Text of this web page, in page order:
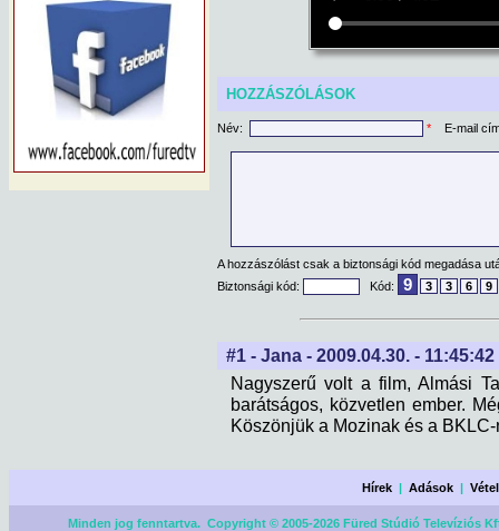
HOZZÁSZÓLÁSOK
Név: * E-mail
A hozzászólást csak a biztonsági kód megadása
Biztonsági kód:
Kód: 9 3 3 6 9
#1 - Jana - 2009.04.30. - 11:45:42
Nagyszerű volt a film, Almási
barátságos, közvetlen ember.
Köszönjük a Mozinak és a
Hírek |Adások |
Minden jog fenntartva. Copyright © 2005-2026 Füred Stúdió Televíziós